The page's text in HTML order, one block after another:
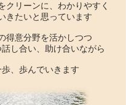
クリーンに、わかりやすく
きたいと思っています
得意分野を活かしつつ
し合い、助け合いながら
、歩んでいきます